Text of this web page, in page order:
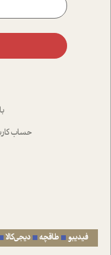
حساب
فیدیبو طاقچه دیجی‌کالا